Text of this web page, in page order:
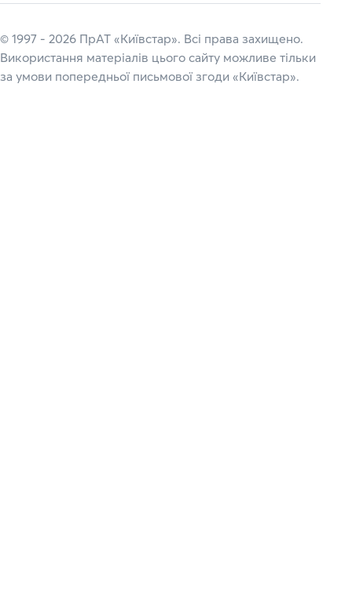
© 1997 - 2026 ПрАТ «Київстар». Всі права захищено.
Використання матеріалів цього сайту можливе тільки
за умови попередньої письмової згоди «Київстар».